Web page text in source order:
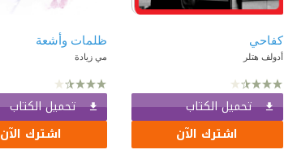
كفاحي
أدولف هتلر
تحميل الكتاب
اشترك الآن
ظلمات وأشعة
مي زيادة
تحميل الكتاب
اشترك الآن